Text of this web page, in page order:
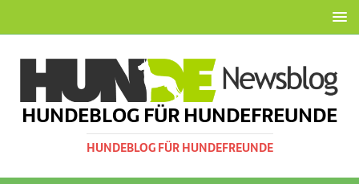
HUNDEBLOG FÜR HUNDEFREUNDE
HUNDEBLOG FÜR HUNDEFREUNDE